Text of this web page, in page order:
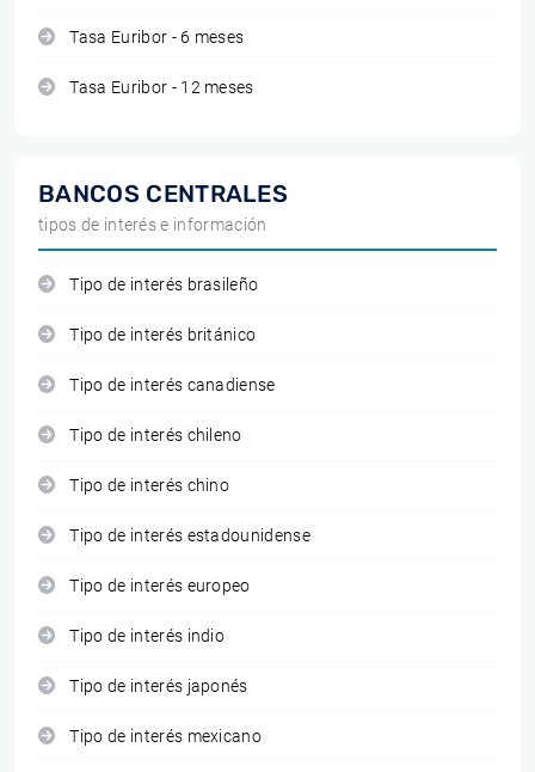
Tasa Euribor - 6 meses
Tasa Euribor - 12 meses
BANCOS CENTRALES
tipos de interés e información
Tipo de interés brasileño
Tipo de interés británico
Tipo de interés canadiense
Tipo de interés chileno
Tipo de interés chino
Tipo de interés estadounidense
Tipo de interés europeo
Tipo de interés indio
Tipo de interés japonés
Tipo de interés mexicano